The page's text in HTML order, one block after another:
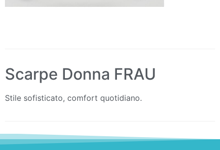
Scarpe Donna FRAU
Stile sofisticato, comfort quotidiano.